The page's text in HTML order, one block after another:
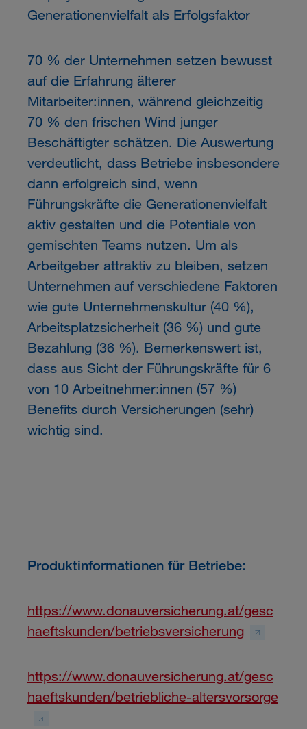
Generationenvielfalt als Erfolgsfaktor
70 % der Unternehmen setzen bewusst
auf die Erfahrung älterer
Mitarbeiter:innen, während gleichzeitig
70 % den frischen Wind junger
Beschäftigter schätzen. Die Auswertung
verdeutlicht, dass Betriebe insbesondere
dann erfolgreich sind, wenn
Führungskräfte die Generationenvielfalt
aktiv gestalten und die Potentiale von
gemischten Teams nutzen. Um als
Arbeitgeber attraktiv zu bleiben, setzen
Unternehmen auf verschiedene Faktoren
wie gute Unternehmenskultur (40 %),
Arbeitsplatzsicherheit (36 %) und gute
Bezahlung (36 %). Bemerkenswert ist,
dass aus Sicht der Führungskräfte für 6
von 10 Arbeitnehmer:innen (57 %)
Benefits durch Versicherungen (sehr)
wichtig sind.
Produktinformationen für Betriebe:
https://www.donauversicherung.at/gesc
haeftskunden/betriebsversicherung
https://www.donauversicherung.at/gesc
haeftskunden/betriebliche-altersvorsorge